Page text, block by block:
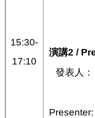
15:30-
17:10
演講2 /
發表人：
Presenter: